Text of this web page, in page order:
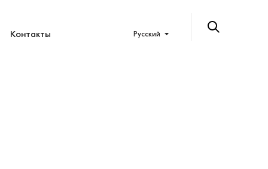
Контакты Русский